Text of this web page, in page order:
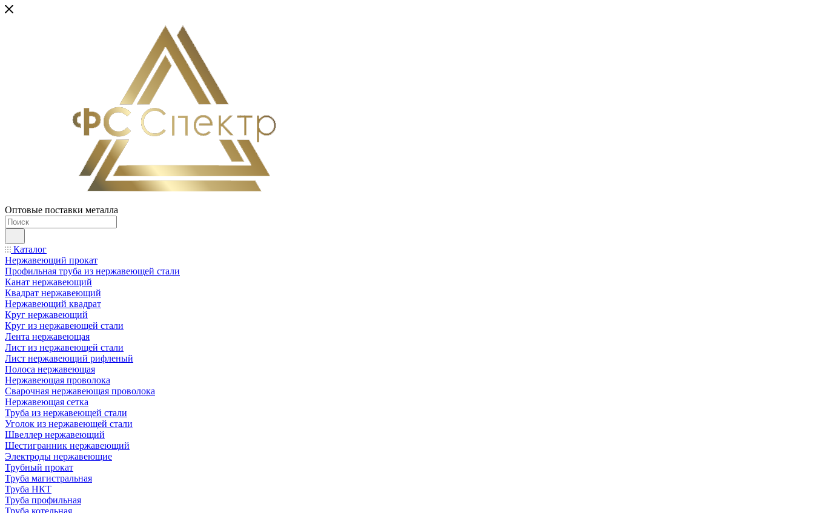
Оптовые поставки металла
Каталог
Нержавеющий прокат
Профильная труба из нержавеющей стали
Канат нержавеющий
Квадрат нержавеющий
Нержавеющий квадрат
Круг нержавеющий
Круг из нержавеющей стали
Лента нержавеющая
Лист из нержавеющей стали
Лист нержавеющий рифленый
Полоса нержавеющая
Нержавеющая проволока
Сварочная нержавеющая проволока
Нержавеющая сетка
Труба из нержавеющей стали
Уголок из нержавеющей стали
Швеллер нержавеющий
Шестигранник нержавеющий
Электроды нержавеющие
Трубный прокат
Труба магистральная
Труба НКТ
Труба профильная
Труба котельная